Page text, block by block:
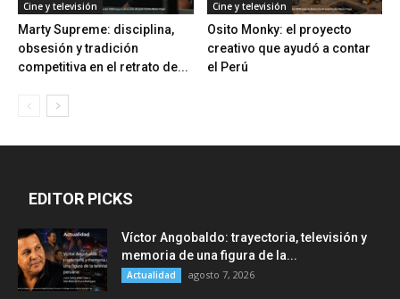
Cine y televisión
Marty Supreme: disciplina,
obsesión y tradición
competitiva en el retrato de...
Cine y televisión
Osito Monky: el proyecto
creativo que ayudó a contar
el Perú
EDITOR PICKS
Víctor Angobaldo: trayectoria, televisión y
memoria de una figura de la...
Actualidad agosto 7, 2026